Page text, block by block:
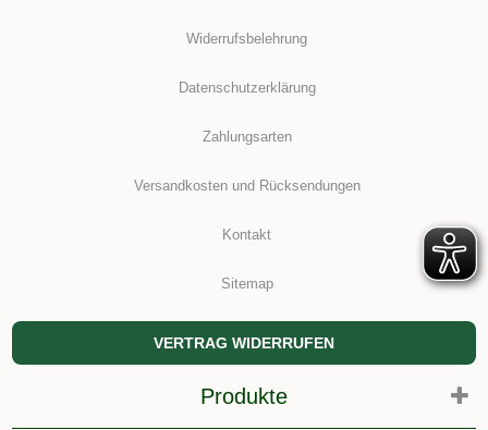
Widerrufsbelehrung
Datenschutzerklärung
Zahlungsarten
Versandkosten und Rücksendungen
Kontakt
Sitemap
VERTRAG WIDERRUFEN
Produkte